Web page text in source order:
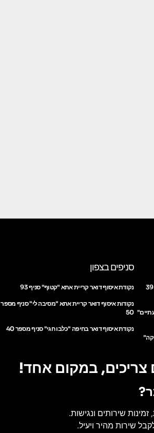
נקודת איסוף דואר "קישקושים" סניף 128 (הרצל 39
סניפים בצפון
נקודת איסוף דואר קריית אתא "קטוף" סניף 93
נקודות איסוף דואר קריית אתא "מסיבה לי" סניף מספר
50
נקודת איסוף דואר בחיפה "כלבו חגי" סניף מספר 40
צריכים, במקום אחד!
שירותים ונגישות.
שירות מהיר ויעיל.